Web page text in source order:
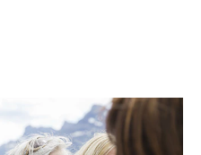
PARA PROFESIONALES